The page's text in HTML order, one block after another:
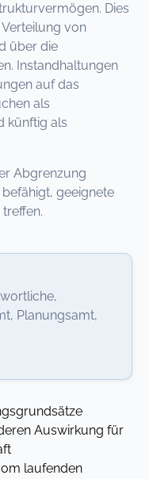
Dies
von
über die
Instandhaltungen
auf das
als
künftig als
Abgrenzung
geeignete
Planungsamt,
Auswirkung für
laufenden